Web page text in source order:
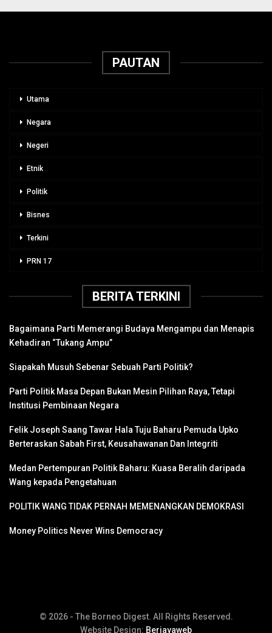
PAUTAN
Utama
Negara
Negeri
Etnik
Politik
Bisnes
Terkini
PRN 17
BERITA TERKINI
Bagaimana Parti Memerangi Budaya Mengampu dan Menapis
Kehadiran “Tukang Ampu”
Siapakah Musuh Sebenar Sebuah Parti Politik?
Parti Politik Masa Depan Bukan Mesin Pilihan Raya, Tetapi
Institusi Pembinaan Negara
Felik Joseph Saang Tawar Hala Tuju Baharu Pemuda Upko
Berteraskan Sabah First, Keusahawanan Dan Integriti
Medan Pertempuran Politik Baharu: Kuasa Beralih daripada
Wang kepada Pengetahuan
POLITIK WANG TIDAK PERNAH MEMENANGKAN DEMOKRASI
Money Politics Never Wins Democracy
© 2026 - The Borneo Digest. All Rights Reserved.
Website Design: Berjayaweb